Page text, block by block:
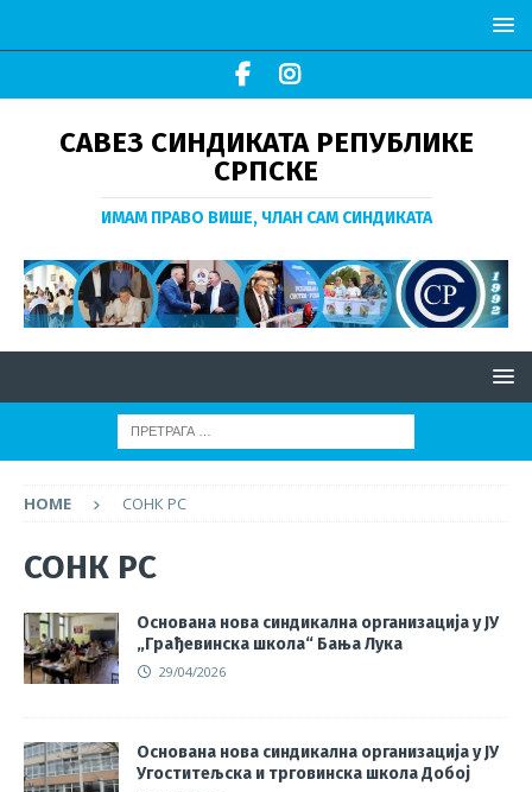
САВЕЗ СИНДИКАТА РЕПУБЛИКЕ
СРПСКЕ
ИМАМ ПРАВО ВИШЕ, ЧЛАН САМ СИНДИКАТА
HOME СОНК РС
СОНК РС
Основана нова синдикална организација у ЈУ
„Грађевинска школа“ Бања Лука
29/04/2026
Основана нова синдикална организација у ЈУ
Угоститељска и трговинска школа Добој